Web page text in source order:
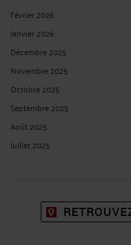
Février 2026
Janvier 2026
Décembre 2025
Novembre 2025
Octobre 2025
Septembre 2025
Août 2025
Juillet 2025